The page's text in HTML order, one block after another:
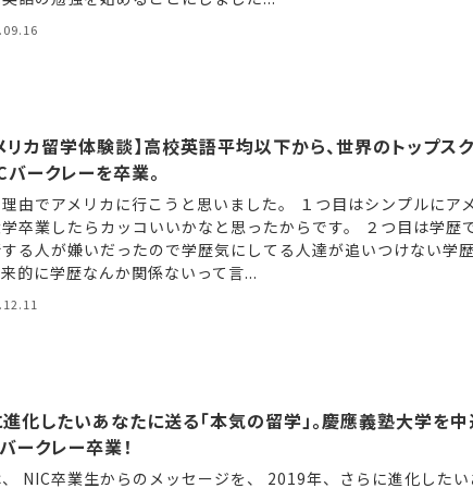
リカ留学体験談】高校英語平均以下から、世界のトップス
バークレーを卒業。
理由でアメリカに行こうと思いました。 １つ目はシンプルにア
卒業したらカッコいいかなと思ったからです。 ２つ目は学歴
る人が嫌いだったので学歴気にしてる人達が追いつけない学
的に学歴なんか関係ないって言...
進化したいあなたに送る「本気の留学」。慶應義塾大学を
ークレー卒業！
NIC卒業生からのメッセージを、 2019年、さらに進化した